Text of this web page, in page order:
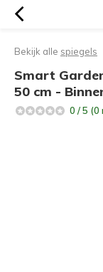
Bekijk alle spiegels
Smart
50 cm -
0 / 5 (0